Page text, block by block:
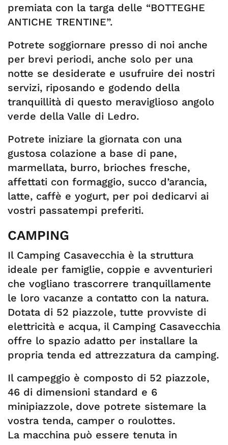
premiata con la targa delle “BOTTEGHE
ANTICHE TRENTINE”.
Potrete soggiornare presso di noi anche
per brevi periodi, anche solo per una
notte se desiderate e usufruire dei nostri
servizi, riposando e godendo della
tranquillità di questo meraviglioso angolo
verde della Valle di Ledro.
Potrete iniziare la giornata con una
gustosa colazione a base di pane,
marmellata, burro, brioches fresche,
affettati con formaggio, succo d’arancia,
latte, caffè e yogurt, per poi dedicarvi ai
vostri passatempi preferiti.
CAMPING
Il Camping Casavecchia è la struttura
ideale per famiglie, coppie e avventurieri
che vogliano trascorrere tranquillamente
le loro vacanze a contatto con la natura.
Dotata di 52 piazzole, tutte provviste di
elettricità e acqua, il Camping Casavecchia
offre lo spazio adatto per installare la
propria tenda ed attrezzatura da camping.
Il campeggio è composto di 52 piazzole,
46 di dimensioni standard e 6
minipiazzole, dove potrete sistemare la
vostra tenda, camper o roulottes.
La macchina può essere tenuta in